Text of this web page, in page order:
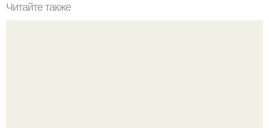
Читайте также